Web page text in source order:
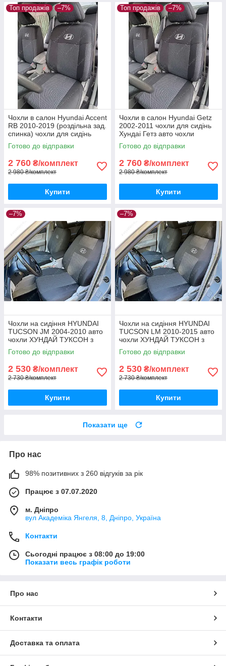
Топ продажів –7%
Чохли в салон Hyundai Accent
RB 2010-2019 (роздільна зад.
спинка) чохли для сидінь
Хундаі Акцент авто чохли
Hyundai Accent RB
Готово до відправки
2 760 ₴/комплект
2 980 ₴/комплект
Купити
Топ продажів –7%
Чохли в салон Hyundai Getz
2002-2011 чохли для сидінь
Хундаі Гетз авто чохли
Hyundai Getz
Готово до відправки
2 760 ₴/комплект
2 980 ₴/комплект
Купити
–7%
Чохли на сидіння HYUNDAI
TUCSON JM 2004-2010 авто
чохли ХУНДАЙ ТУКСОН з
2004 по 2010
Готово до відправки
2 530 ₴/комплект
2 730 ₴/комплект
Купити
–7%
Чохли на сидіння HYUNDAI
TUCSON LM 2010-2015 авто
чохли ХУНДАЙ ТУКСОН з
2010 по 2015
Готово до відправки
2 530 ₴/комплект
2 730 ₴/комплект
Купити
Показати ще
Про нас
98% позитивних з 260 відгуків за рік
Працює з 07.07.2020
м. Дніпро
вул Академіка Янгеля, 8, Дніпро, Україна
Контакти
Сьогодні працює з 08:00 до 19:00
Показати весь графік роботи
Про нас
Контакти
Доставка та оплата